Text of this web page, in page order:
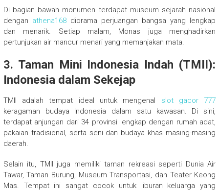
Di bagian bawah monumen terdapat museum sejarah nasional
dengan athena168diorama perjuangan bangsa yang lengkap
dan menarik. Setiap malam, Monas juga menghadirkan
pertunjukan air mancur menari yang memanjakan mata.
3. Taman Mini Indonesia Indah (TMII):
Indonesia dalam Sekejap
TMII adalah tempat ideal untuk mengenal slot gacor 777
keragaman budaya Indonesia dalam satu kawasan. Di sini,
terdapat anjungan dari 34 provinsi lengkap dengan rumah adat,
pakaian tradisional, serta seni dan budaya khas masing-masing
daerah.
Selain itu, TMII juga memiliki taman rekreasi seperti Dunia Air
Tawar, Taman Burung, Museum Transportasi, dan Teater Keong
Mas. Tempat ini sangat cocok untuk liburan keluarga yang